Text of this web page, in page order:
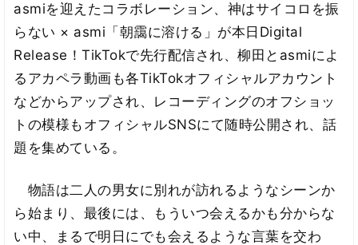
asmiを迎えたコラボレーション、神はサイコロを振
らない × asmi「朝靄に溶ける」が本日Digital
Release！TikTokで先行配信され、柳田とasmiによ
るアカペラ動画も各TikTokオフィシャルアカウント
などからアップされ、レコーディングのオフショッ
トの模様もオフィシャルSNSにて随時公開され、話
題を集めている。
物語は二人の男女に別れが訪れるようなシーンか
ら始まり、最後には、もういつ会えるかも分からな
い中、まるで明日にでも会えるような言葉を交わ